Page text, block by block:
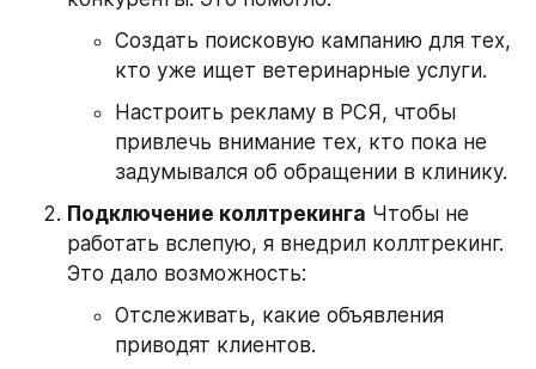
Создать поисковую кампанию для тех,
кто уже ищет ветеринарные услуги.
Настроить рекламу в РСЯ, чтобы
привлечь внимание тех, кто пока не
задумывался об обращении в клинику.
Подключение коллтрекинга Чтобы не
работать вслепую, я внедрил коллтрекинг.
Это дало возможность:
Отслеживать, какие объявления
приводят клиентов.